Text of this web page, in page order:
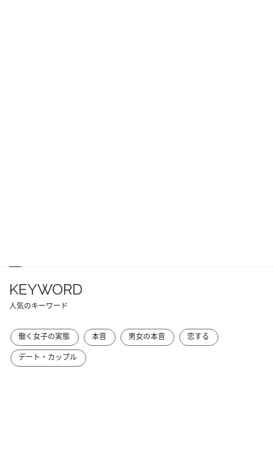
KEYWORD
人気のキーワード
働く女子の実態 本音 男女の本音
恋する
デート・カップル